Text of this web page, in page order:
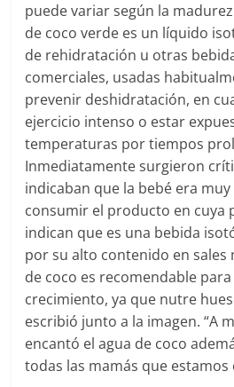
puede variar según la
de coco verde es un líquido
de rehidratación u otras
comerciales, usadas
prevenir deshidratación, en
ejercicio intenso o estar
temperaturas por tiempos
Inmediatamente surgieron
indicaban que la bebé era
consumir el producto en cuya
indican que es una bebida
por su alto contenido en sales
de coco es recomendable
crecimiento, ya que nutre
escribió junto a la imagen. “A
encantó el agua de coco
todas las mamás que estamos